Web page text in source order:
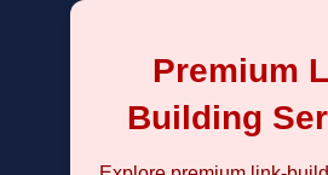
Premium
Building